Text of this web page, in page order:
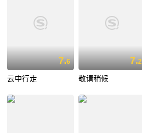
7.6
云中行走
7.2
敬请稍候